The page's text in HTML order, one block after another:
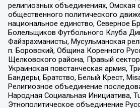
религиозных объединениях, Омская
общественного политического
национальное единство, Северное
Болельщиков Футбольного Клуба
Файзрахманисты, Мусульманская
п. Боровский, Община Коренного
Щелковского района, Правый
Украинская повстанческая армия,
Бандеры, Братство, Белый Крест,
Религиозное объединение
Народная Социальная Инициатива,
Этнополитическое объединение